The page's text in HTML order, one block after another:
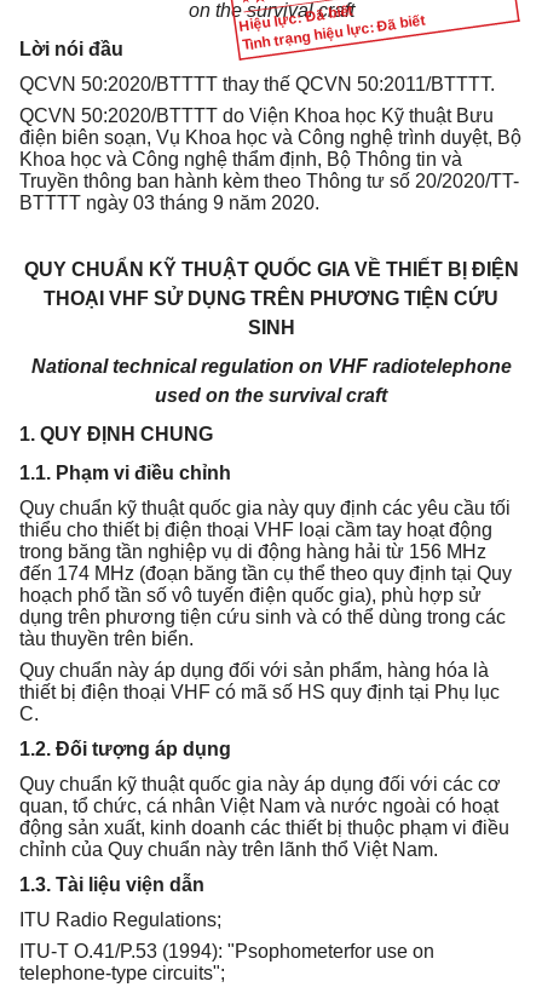
Hiệu lực: Đã biết
Tình trạng hiệu lực: Đã biết
on the survival craft
Lời nói đầu
QCVN 50:2020/BTTTT thay thế QCVN 50:2011/BTTTT.
QCVN 50:2020/BTTTT do Viện Khoa học Kỹ thuật Bưu
điện biên soạn, Vụ Khoa học và Công nghệ trình duyệt, Bộ
Khoa học và Công nghệ thẩm định, Bộ Thông tin và
Truyền thông ban hành kèm theo Thông tư số 20/2020/TT-
BTTTT ngày 03 tháng 9 năm 2020.
QUY CHUẨN KỸ THUẬT QUỐC GIA VỀ THIẾT BỊ ĐIỆN
THOẠI VHF SỬ DỤNG TRÊN PHƯƠNG TIỆN CỨU
SINH
National technical regulation on VHF radiotelephone
used on the survival craft
1. QUY ĐỊNH CHUNG
1.1. Phạm vi điều chỉnh
Quy chuẩn kỹ thuật quốc gia này quy định các yêu cầu tối
thiểu cho thiết bị điện thoại VHF loại cầm tay hoạt động
trong băng tần nghiệp vụ di động hàng hải từ 156 MHz
đến 174 MHz (đoạn băng tần cụ thể theo quy định tại Quy
hoạch phổ tần số vô tuyến điện quốc gia), phù hợp sử
dụng trên phương tiện cứu sinh và có thể dùng trong các
tàu thuyền trên biển.
Quy chuẩn này áp dụng đối với sản phẩm, hàng hóa là
thiết bị điện thoại VHF có mã số HS quy định tại Phụ lục
C.
1.2. Đối tượng áp dụng
Quy chuẩn kỹ thuật quốc gia này áp dụng đối với các cơ
quan, tổ chức, cá nhân Việt Nam và nước ngoài có hoạt
động sản xuất, kinh doanh các thiết bị thuộc phạm vi điều
chỉnh của Quy chuẩn này trên lãnh thổ Việt Nam.
1.3. Tài liệu viện dẫn
ITU Radio Regulations;
ITU-T O.41/P.53 (1994): "Psophometerfor use on
telephone-type circuits";